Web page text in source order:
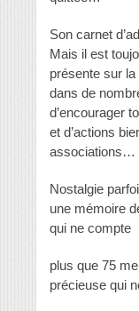
Son carnet
Mais il est
présente sur
dans de
d’encourager
et d’actions
associations…
Nostalgie
une mémoire
qui ne compte
plus que 75
précieuse qui